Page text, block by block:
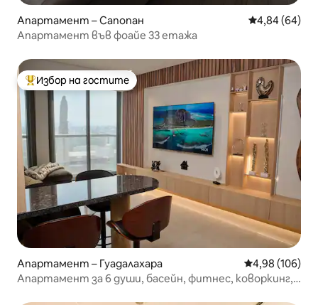
Апартамент – Сапопан Средна
4,84 (64)
Апартамент във фоайе 33 етажа
Най-популярен избор на гостите
Избор на гостите
Апартамент – Гуадалахара Средна
4,98 (106)
Апартамент за 6 души, басейн, фитнес, коворкинг,